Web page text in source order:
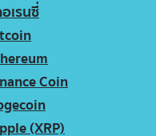
เรนซี่
Coin
(XRP)